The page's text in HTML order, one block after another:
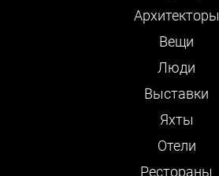
Архитекторы
Вещи
Люди
Выставки
Яхты
Отели
Рестораны